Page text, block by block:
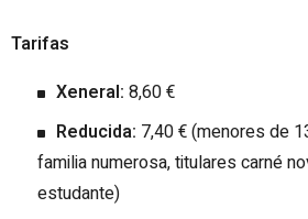
Tarifas
Xeneral: 8,60 €
Reducida: 7,40 € (menores de
familia numerosa, titulares carné
estudante)